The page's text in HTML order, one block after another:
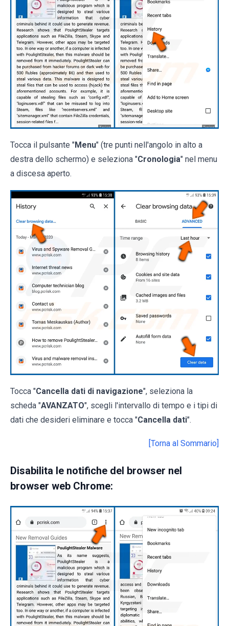
Tocca il pulsante "Menu" (tre punti nell'angolo in alto a
destra dello schermo) e seleziona "Cronologia" nel menu
a discesa aperto.
Tocca "Cancella dati di navigazione", seleziona la
scheda "AVANZATO", scegli l'intervallo di tempo e i tipi di
dati che desideri eliminare e tocca "Cancella dati".
[Torna al Sommario]
Disabilita le notifiche del browser nel
browser web Chrome: